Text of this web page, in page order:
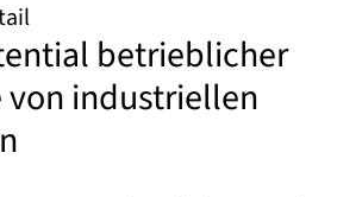
betrieblicher
von industriellen